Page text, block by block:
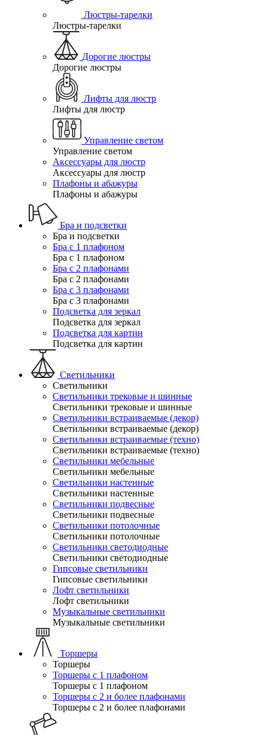
Люстры-тарелки
Люстры-тарелки
Дорогие люстры
Дорогие люстры
Лифты для люстр
Лифты для люстр
Управление светом
Управление светом
Аксессуары для люстр
Аксессуары для люстр
Плафоны и абажуры
Плафоны и абажуры
Бра и подсветки
Бра и подсветки
Бра с 1 плафоном
Бра с 1 плафоном
Бра с 2 плафонами
Бра с 2 плафонами
Бра с 3 плафонами
Бра с 3 плафонами
Подсветка для зеркал
Подсветка для зеркал
Подсветка для картин
Подсветка для картин
Светильники
Светильники
Светильники трековые и шинные
Светильники трековые и шинные
Светильники встраиваемые (декор)
Светильники встраиваемые (декор)
Светильники встраиваемые (техно)
Светильники встраиваемые (техно)
Светильники мебельные
Светильники мебельные
Светильники настенные
Светильники настенные
Светильники подвесные
Светильники подвесные
Светильники потолочные
Светильники потолочные
Светильники светодиодные
Светильники светодиодные
Гипсовые светильники
Гипсовые светильники
Лофт светильники
Лофт светильники
Музыкальные светильники
Музыкальные светильники
Торшеры
Торшеры
Торшеры с 1 плафоном
Торшеры с 1 плафоном
Торшеры с 2 и более плафонами
Торшеры с 2 и более плафонами